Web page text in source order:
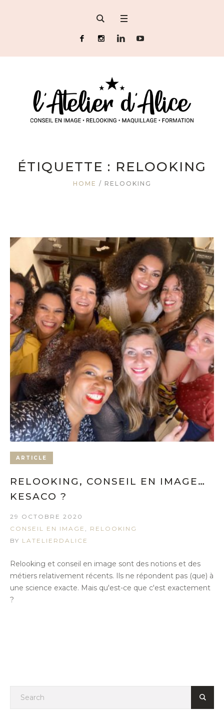
ÉTIQUETTE : RELOOKING
HOME / RELOOKING
ARTICLE
RELOOKING, CONSEIL EN IMAGE…
KESACO ?
29 OCTOBRE 2020
CONSEIL EN IMAGE
RELOOKING
BY LATELIERDALICE
Relooking et conseil en image sont des notions et des
métiers relativement récents. Ils ne répondent pas (que) à
une science exacte. Mais qu'est-ce que c'est exactement
?